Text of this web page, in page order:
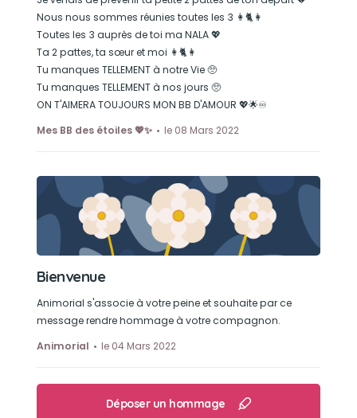
Son loisir préféré
Jouer bien sur
Dormir dans des endroits improbables, cette
chipie
ET MANGER 😹
Nous nous sommes réunies toutes les 3 👩🐈👩
Toutes les 3 auprès de toi ma NALA 💖
Ta 2 pattes, ta sœur et moi 👩🐈👩
Tu manques TELLEMENT à notre Vie 🥺
Tu manques TELLEMENT à nos jours 🥺
ON T'AIMERA TOUJOURS MON BB D'AMOUR 💖🌟♾
Mes BB des étoiles 💖✨
le 08 Mars 2022
Bienvenue
Animorial s'associe à votre peine et souhaite par ce
message rendre hommage à votre compagnon.
Animorial
le 04 Mars 2022
Déposer un hommage